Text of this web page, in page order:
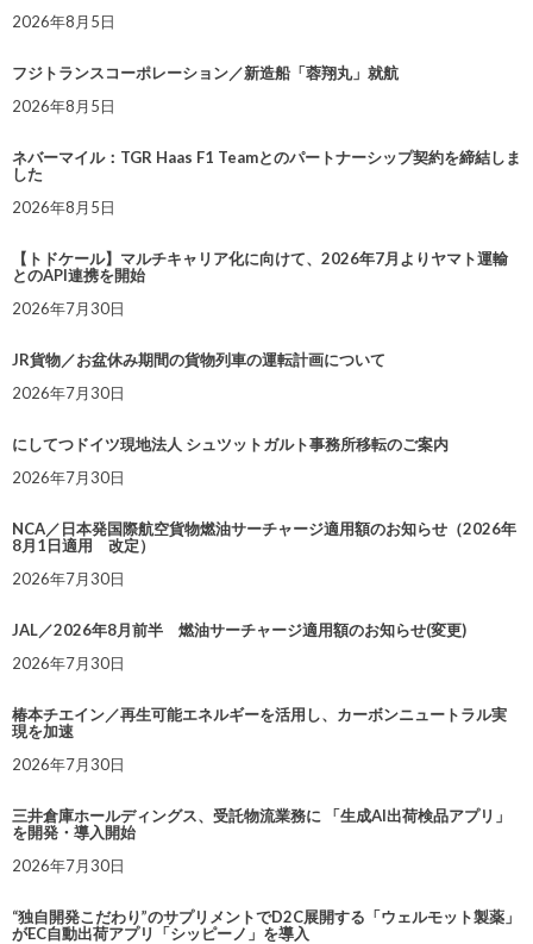
2026年8月5日
フジトランスコーポレーション／新造船「蓉翔丸」就航
2026年8月5日
ネバーマイル：TGR Haas F1 Teamとのパートナーシップ契約を締結しま
した
2026年8月5日
【トドケール】マルチキャリア化に向けて、2026年7月よりヤマト運輸
とのAPI連携を開始
2026年7月30日
JR貨物／お盆休み期間の貨物列車の運転計画について
2026年7月30日
にしてつドイツ現地法人 シュツットガルト事務所移転のご案内
2026年7月30日
NCA／日本発国際航空貨物燃油サーチャージ適用額のお知らせ（2026年
8月1日適用 改定）
2026年7月30日
JAL／2026年8月前半 燃油サーチャージ適用額のお知らせ(変更)
2026年7月30日
椿本チエイン／再生可能エネルギーを活用し、カーボンニュートラル実
現を加速
2026年7月30日
三井倉庫ホールディングス、受託物流業務に 「生成AI出荷検品アプリ」
を開発・導入開始
2026年7月30日
“独自開発こだわり”のサプリメントでD2C展開する「ウェルモット製薬」
がEC自動出荷アプリ「シッピーノ」を導入